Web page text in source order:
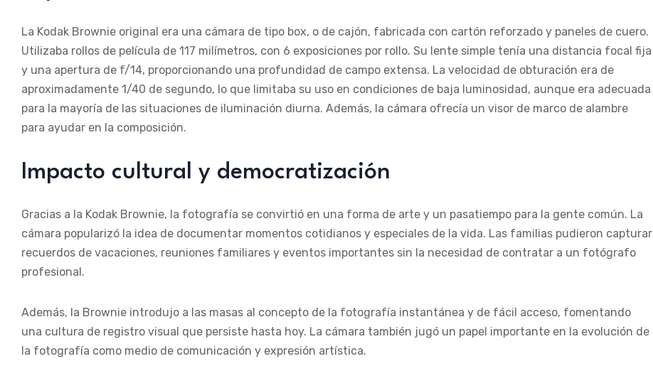
La Kodak Brownie original era una cámara de tipo box, o de cajón, fabricada con cartón reforzado y paneles de cuero.
Utilizaba rollos de película de 117 milímetros, con 6 exposiciones por rollo. Su lente simple tenía una distancia focal fija
y una apertura de f/14, proporcionando una profundidad de campo extensa. La velocidad de obturación era de
aproximadamente 1/40 de segundo, lo que limitaba su uso en condiciones de baja luminosidad, aunque era adecuada
para la mayoría de las situaciones de iluminación diurna. Además, la cámara ofrecía un visor de marco de alambre
para ayudar en la composición.
Impacto cultural y democratización
Gracias a la Kodak Brownie, la fotografía se convirtió en una forma de arte y un pasatiempo para la gente común. La
cámara popularizó la idea de documentar momentos cotidianos y especiales de la vida. Las familias pudieron capturar
recuerdos de vacaciones, reuniones familiares y eventos importantes sin la necesidad de contratar a un fotógrafo
profesional.
Además, la Brownie introdujo a las masas al concepto de la fotografía instantánea y de fácil acceso, fomentando
una cultura de registro visual que persiste hasta hoy. La cámara también jugó un papel importante en la evolución de
la fotografía como medio de comunicación y expresión artística.